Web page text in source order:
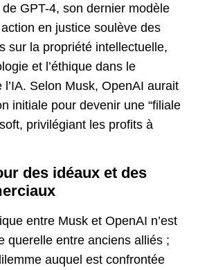
GPT-4, son dernier modèle
en justice soulève des
sur la propriété intellectuelle,
et l’éthique dans le
Selon Musk, OpenAI aurait
initiale pour devenir une “filiale
privilégiant les profits à
des idéaux et des
entre Musk et OpenAI n’est
querelle entre anciens alliés ;
auquel est confrontée